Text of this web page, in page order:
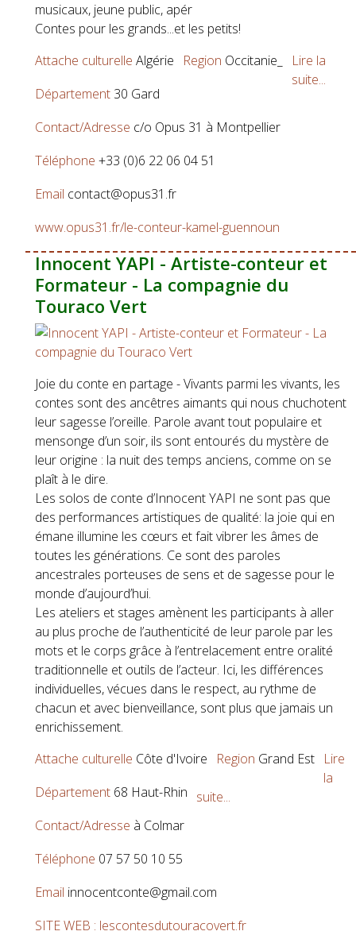
musicaux, jeune public, apér
Contes pour les grands...et les petits!
Attache culturelle Algérie Region Occitanie_
Département 30 Gard
Contact/Adresse c/o Opus 31 à Montpellier
Téléphone +33 (0)6 22 06 04 51
Email contact@opus31.fr
www.opus31.fr/le-conteur-kamel-guennoun
Lire la
suite...
Innocent YAPI - Artiste-conteur et
Formateur - La compagnie du
Touraco Vert
Joie du conte en partage - Vivants parmi les vivants, les
contes sont des ancêtres aimants qui nous chuchotent
leur sagesse l’oreille. Parole avant tout populaire et
mensonge d’un soir, ils sont entourés du mystère de
leur origine : la nuit des temps anciens, comme on se
plaît à le dire.
Les solos de conte d’Innocent YAPI ne sont pas que
des performances artistiques de qualité: la joie qui en
émane illumine les cœurs et fait vibrer les âmes de
toutes les générations. Ce sont des paroles
ancestrales porteuses de sens et de sagesse pour le
monde d’aujourd’hui.
Les ateliers et stages amènent les participants à aller
au plus proche de l’authenticité de leur parole par les
mots et le corps grâce à l’entrelacement entre oralité
traditionnelle et outils de l’acteur. Ici, les différences
individuelles, vécues dans le respect, au rythme de
chacun et avec bienveillance, sont plus que jamais un
enrichissement.
Attache culturelle Côte d'Ivoire Region Grand Est
Département 68 Haut-Rhin
Contact/Adresse à Colmar
Téléphone 07 57 50 10 55
Email innocentconte@gmail.com
SITE WEB : lescontesdutouracovert.fr
Lire
la
suite...